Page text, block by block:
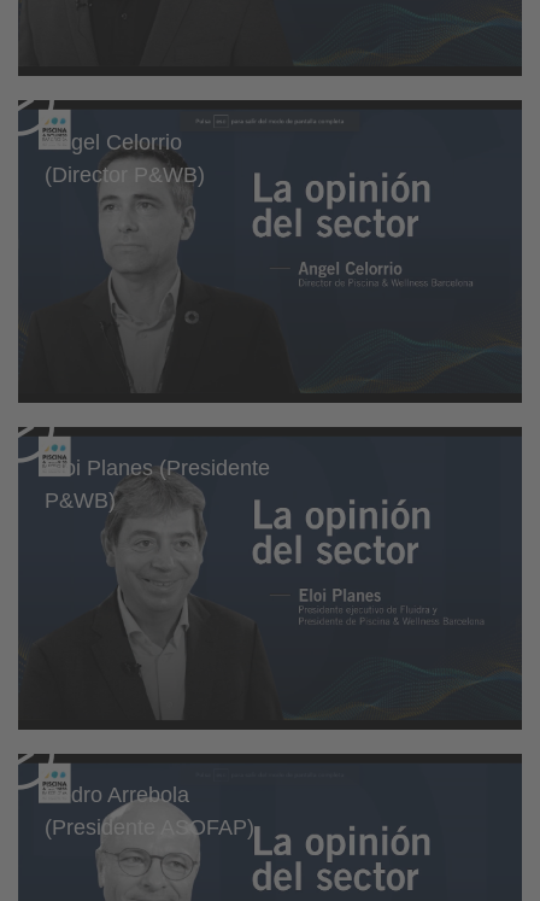
Angel Celorrio
(Director P&WB)
Eloi Planes (Presidente
P&WB)
Pedro Arrebola
(Presidente ASOFAP)